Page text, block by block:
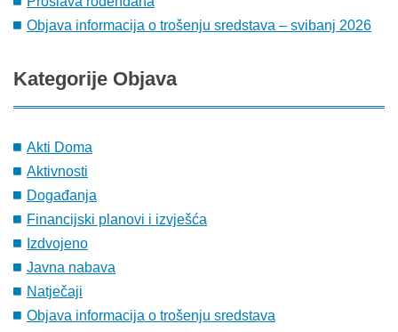
Objava informacija o trošenju sredstava – svibanj 2026
Kategorije Objava
Akti Doma
Aktivnosti
Događanja
Financijski planovi i izvješća
Izdvojeno
Javna nabava
Natječaji
Objava informacija o trošenju sredstava